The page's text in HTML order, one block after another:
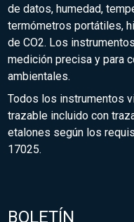
de datos, humedad,
termómetros portátiles,
de CO2. Los
medición precisa y para
ambientales.
Todos los instrumentos
trazable incluido con
etalones según los
17025.
BOLETÍN